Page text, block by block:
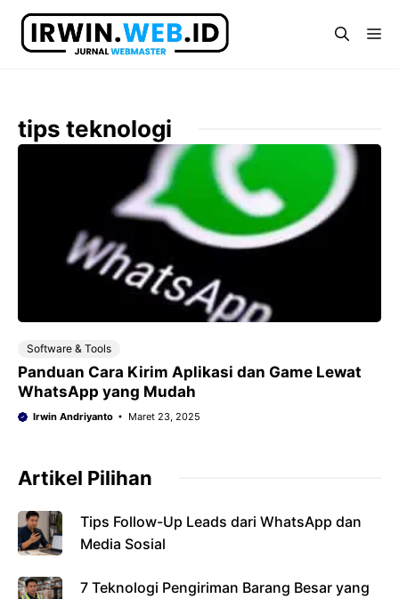
Langsung
tips teknologi
Software & Tools
Panduan Cara Kirim Aplikasi dan Game Lewat
WhatsApp yang Mudah
Irwin Andriyanto Maret 23, 2025
Artikel Pilihan
Tips Follow-Up Leads dari WhatsApp dan
Media Sosial
7 Teknologi Pengiriman Barang Besar yang